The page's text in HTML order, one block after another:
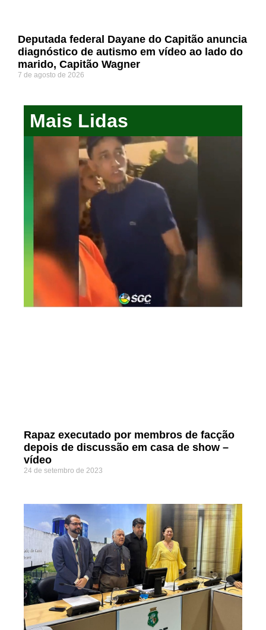
Deputada federal Dayane do Capitão anuncia
diagnóstico de autismo em vídeo ao lado do
marido, Capitão Wagner
7 de agosto de 2026
Mais Lidas
Rapaz executado por membros de facção
depois de discussão em casa de show –
vídeo
24 de setembro de 2023